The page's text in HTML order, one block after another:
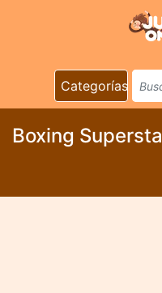
Categorías
Boxing